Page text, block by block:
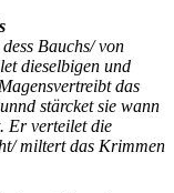
Bauchs/ von
dieselbigen und
das
stärcket sie wann
Er verteilet die
miltert das Krimmen